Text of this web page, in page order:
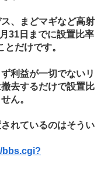
、まどマギなど高射
31日までに設置比率
とだけです。
利益が一切でないリ
去するだけで設置比
ん。
れているのはそうい
bbs.cgi?